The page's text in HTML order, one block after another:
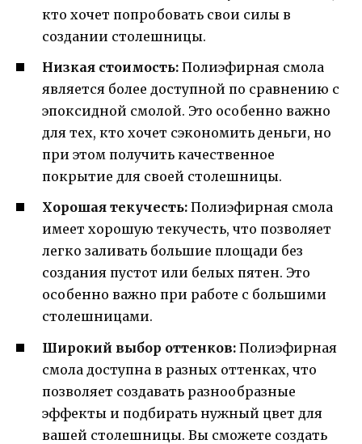
кто хочет попробовать свои силы в
создании столешницы.
Низкая стоимость: Полиэфирная смола
является более доступной по сравнению с
эпоксидной смолой. Это особенно важно
для тех, кто хочет сэкономить деньги, но
при этом получить качественное
покрытие для своей столешницы.
Хорошая текучесть: Полиэфирная смола
имеет хорошую текучесть, что позволяет
легко заливать большие площади без
создания пустот или белых пятен. Это
особенно важно при работе с большими
столешницами.
Широкий выбор оттенков: Полиэфирная
смола доступна в разных оттенках, что
позволяет создавать разнообразные
эффекты и подбирать нужный цвет для
вашей столешницы. Вы сможете создать